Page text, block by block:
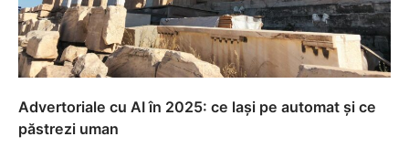
Advertoriale cu AI în 2025: ce lași pe automat și ce
păstrezi uman